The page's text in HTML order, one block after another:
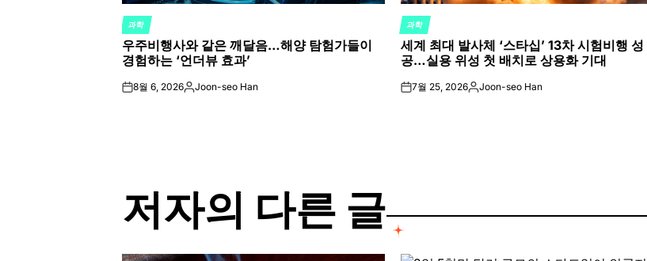
POSTED
IN
과학
우주비행사와 같은 깨달음…해양 탐험가들이
경험하는 ‘언더뷰 효과’
on8월 6, 2026Posted
Joon-seo Han
POSTED
IN
과학
세계 최대 발사체 ‘스타십’ 13차 시험비행 성
공…실용 위성 첫 배치로 상용화 기대
on7월 25, 2026Posted
Joon-seo Han
저자의 다른 글